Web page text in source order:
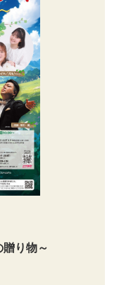
り物～